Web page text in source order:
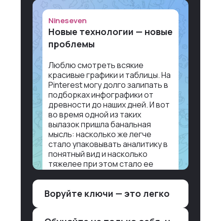
Nineseven
Новые технологии — новые
проблемы
Люблю смотреть всякие
красивые графики и таблицы. На
Pinterest могу долго залипать в
подборках инфографики от
древности до наших дней. И вот
во время одной из таких
вылазок пришла банальная
мысль: насколько же легче
стало упаковывать аналитику в
понятный вид и насколько
тяжелее при этом стало ее
Объясню в разрезе нашей
Воруйте ключи — это легко